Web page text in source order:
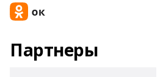
Партнеры